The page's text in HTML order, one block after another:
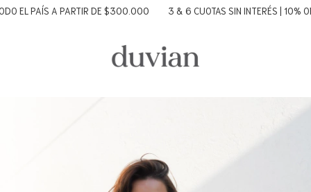
EL PAÍS A PARTIR DE $300.000 3 & 6 CUOTAS SIN INTERÉS | 10% OFF